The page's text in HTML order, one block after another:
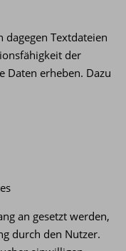
Textdateien
der
Daten erheben. Dazu
an gesetzt werden,
durch den Nutzer.